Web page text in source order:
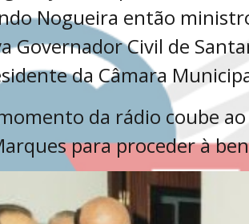
Nogueira então
Governador Civil de
da Câmara
da rádio coube
para proceder à